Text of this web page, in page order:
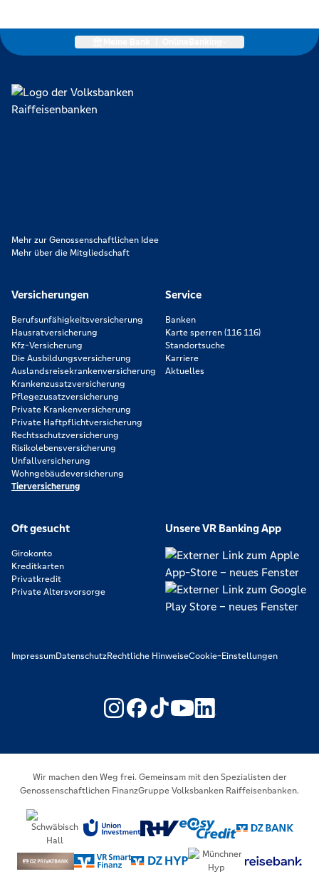
Mehr zur Genossenschaftlichen Idee
Mehr über die Mitgliedschaft
Versicherungen
Berufsunfähigkeitsversicherung
Hausratversicherung
Kfz-Versicherung
Die Ausbildungsversicherung
Auslandsreisekrankenversicherung
Krankenzusatzversicherung
Pflegezusatzversicherung
Private Krankenversicherung
Private Haftpflichtversicherung
Rechtsschutzversicherung
Risikolebensversicherung
Unfallversicherung
Wohngebäudeversicherung
Tierversicherung
Service
Banken
Karte sperren (116 116)
Standortsuche
Karriere
Aktuelles
Oft gesucht
Girokonto
Kreditkarten
Privatkredit
Private Altersvorsorge
Unsere VR Banking App
ImpressumDatenschutzRechtliche HinweiseCookie-Einstellungen
https://www.youtube.com/
https://
Wir machen den Weg frei. Gemeinsam mit den Spezialisten der
Genossenschaftlichen FinanzGruppe Volksbanken Raiffeisenbanken.